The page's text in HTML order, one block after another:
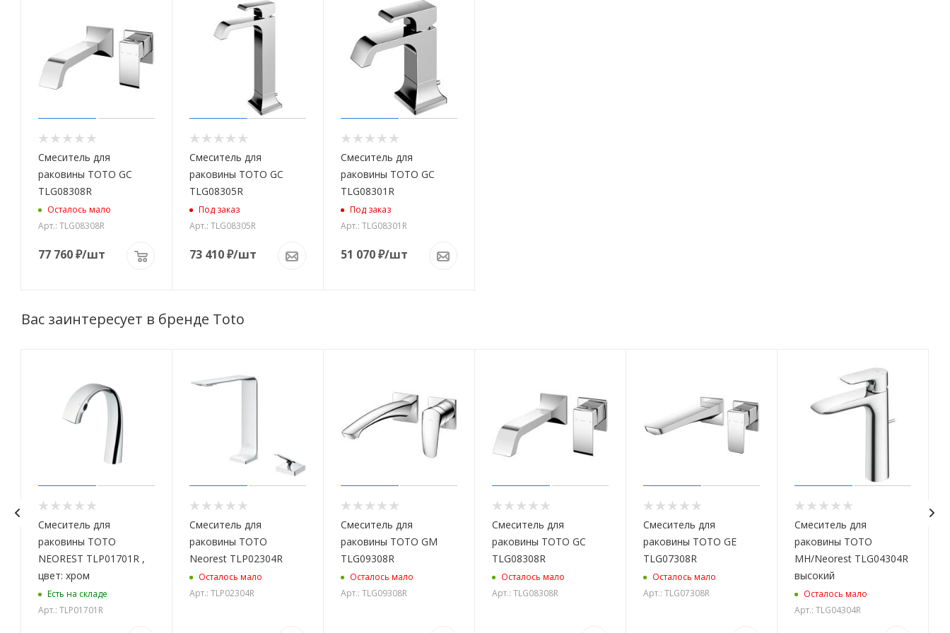
Смеситель для
раковины TOTO GC
TLG08308R
Осталось мало
Арт.: TLG08308R
77 760₽/шт
Смеситель для
раковины TOTO GC
TLG08305R
Под заказ
Арт.: TLG08305R
73 410₽/шт
Смеситель для
раковины TOTO GC
TLG08301R
Под заказ
Арт.: TLG08301R
51 070₽/шт
Вас заинтересует в бренде Toto
Смеситель для
раковины TOTO
NEOREST TLP01701R ,
цвет: хром
Есть на складе
Арт.: TLP01701R
Смеситель для
раковины TOTO
Neorest TLP02304R
Осталось мало
Арт.: TLP02304R
Смеситель для
раковины TOTO GM
TLG09308R
Осталось мало
Арт.: TLG09308R
Смеситель для
раковины TOTO GC
TLG08308R
Осталось мало
Арт.: TLG08308R
Смеситель для
раковины TOTO GE
TLG07308R
Осталось мало
Арт.: TLG07308R
Смеситель для
раковины TOTO
MH/Neorest TLG04304R
высокий
Осталось мало
Арт.: TLG04304R